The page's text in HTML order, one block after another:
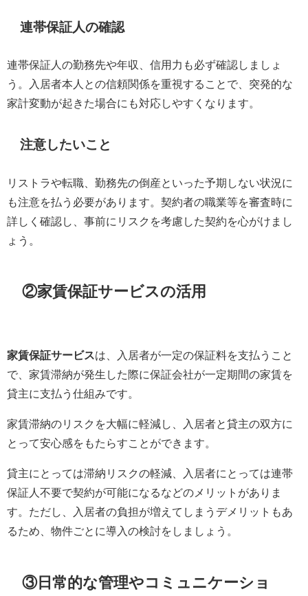
連帯保証人の確認
連帯保証人の勤務先や年収、信用力も必ず確認しましょ
う。入居者本人との信頼関係を重視することで、突発的な
家計変動が起きた場合にも対応しやすくなります。
注意したいこと
リストラや転職、勤務先の倒産といった予期しない状況に
も注意を払う必要があります。契約者の職業等を審査時に
詳しく確認し、事前にリスクを考慮した契約を心がけまし
ょう。
②家賃保証サービスの活用
家賃保証サービスは、入居者が一定の保証料を支払うこと
で、家賃滞納が発生した際に保証会社が一定期間の家賃を
貸主に支払う仕組みです。
家賃滞納のリスクを大幅に軽減し、入居者と貸主の双方に
とって安心感をもたらすことができます。
貸主にとっては滞納リスクの軽減、入居者にとっては連帯
保証人不要で契約が可能になるなどのメリットがありま
す。ただし、入居者の負担が増えてしまうデメリットもあ
るため、物件ごとに導入の検討をしましょう。
③日常的な管理やコミュニケーショ